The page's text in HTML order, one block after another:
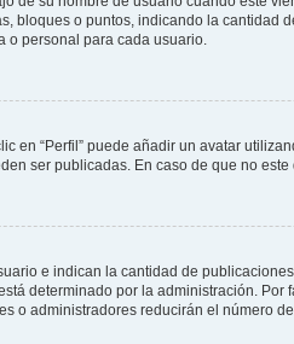
bloques o puntos, indicando la
o personal para cada usuario.
en “Perfil” puede añadir un avatar
ser publicadas. En caso de que no
e indican la cantidad de
determinado por la administración.
o administradores reducirán el número